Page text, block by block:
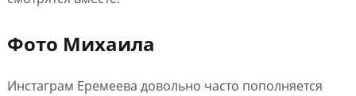
Фото Михаила
Инстаграм Еремеева довольно часто пополняется